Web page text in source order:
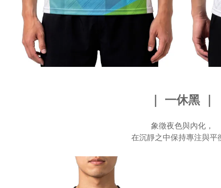
｜ 一休黑 ｜
象徵夜色與內化，
在沉靜之中保持專注與平